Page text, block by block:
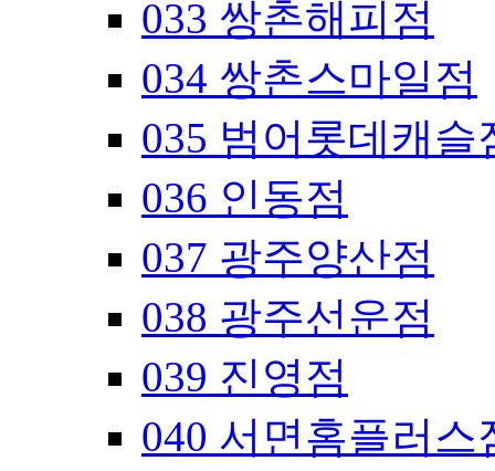
033 쌍촌해피점
034 쌍촌스마일점
035 범어롯데캐슬
036 인동점
037 광주양산점
038 광주선운점
039 진영점
040 서면홈플러스